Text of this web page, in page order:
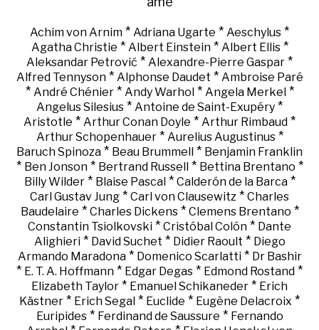
Achim von Arnim * Adriana Ugarte * Aeschylus *
Agatha Christie * Albert Einstein* Albert Ellis*
Aleksandar Petrović * Alexandre-Pierre Gaspar *
Alfred Tennyson* Alphonse Daudet * Ambroise Paré
* André Chénier* Andy Warhol * Angela Merkel *
Angelus Silesius * Antoine de Saint-Exupéry *
Aristotle * Arthur Conan Doyle * Arthur Rimbaud *
Arthur Schopenhauer* Aurelius Augustinus*
Baruch Spinoza * Beau Brummell * Benjamin Franklin
* Ben Jonson* Bertrand Russell * Bettina Brentano *
Billy Wilder* Blaise Pascal* Calderón de la Barca*
Carl Gustav Jung * Carl von Clausewitz * Charles
Baudelaire * Charles Dickens* Clemens Brentano *
Constantin Tsiolkovski * Cristóbal Colón * Dante
Alighieri* David Suchet * Didier Raoult * Diego
Armando Maradona* Domenico Scarlatti* Dr Bashir
* E. T. A. Hoffmann * Edgar Degas * Edmond Rostand *
Elizabeth Taylor * Emanuel Schikaneder * Erich
Kästner * Erich Segal * Euclide * Eugène Delacroix *
Euripides* Ferdinand de Saussure * Fernando